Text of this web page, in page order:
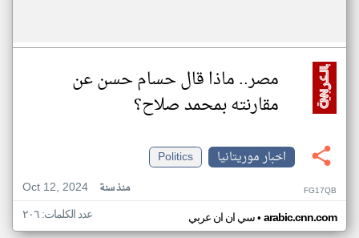
مصر.. ماذا قال حسام حسن عن
مقارنته بمحمد صلاح؟
اخبار موريتانيا
Politics
Oct 12, 2024
منذ سنة FG17QB
سي ان ان عربي• arabic.cnn.com عدد الكلمات: ٢٠٦